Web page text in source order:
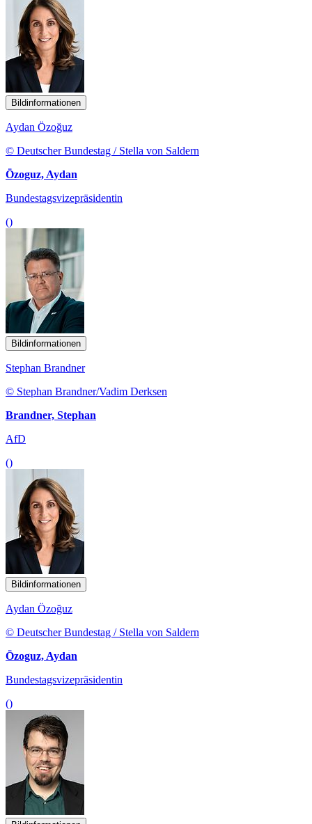
Bildinformationen
Aydan Özoğuz
© Deutscher Bundestag / Stella von Saldern
Özoguz, Aydan
Bundestagsvizepräsidentin
()
Bildinformationen
Stephan Brandner
© Stephan Brandner/Vadim Derksen
Brandner, Stephan
AfD
()
Bildinformationen
Aydan Özoğuz
© Deutscher Bundestag / Stella von Saldern
Özoguz, Aydan
Bundestagsvizepräsidentin
()